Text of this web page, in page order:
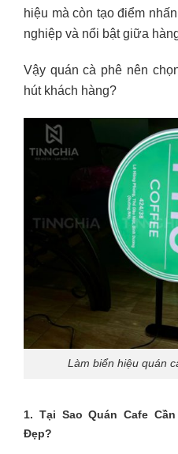
hiệu mà còn tạo điểm
nghiệp và nổi bật giữa
Vậy quán cà phê nên
hút khách hàng?
Làm biển hiệu quán
1. Tại Sao Quán Cafe
Đẹp?